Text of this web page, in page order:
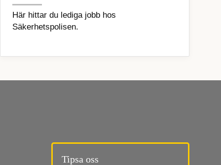
Här hittar du lediga jobb hos
Säkerhetspolisen.
Tipsa oss